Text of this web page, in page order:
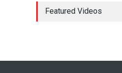
Featured Videos